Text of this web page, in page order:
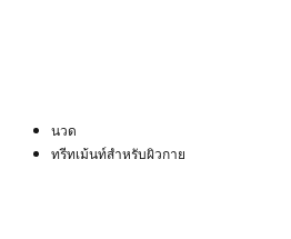
นวด
ทรีทเม้นท์สำหรับผิวกาย